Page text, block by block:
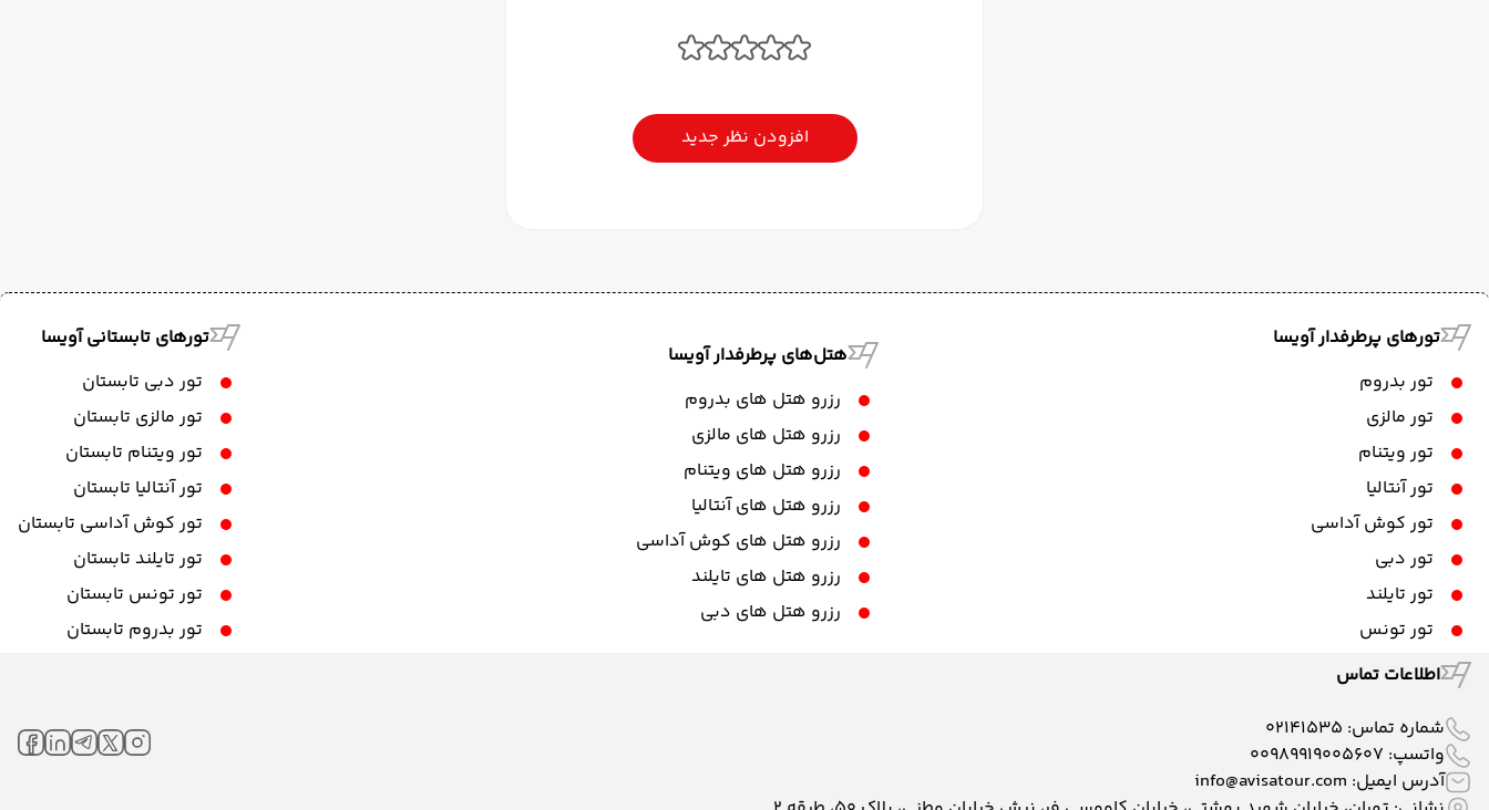
افزودن نظر جدید
تورهای پرطرفدار آویسا
تور بدروم
تور مالزی
تور ویتنام
تور آنتالیا
تور کوش آداسی
تور دبی
تور تایلند
تور تونس
هتل‌های پرطرفدار آویسا
رزرو هتل های بدروم
رزرو هتل های مالزی
رزرو هتل های ویتنام
رزرو هتل های آنتالیا
رزرو هتل های کوش آداسی
رزرو هتل های تایلند
رزرو هتل های دبی
تورهای تابستانی آویسا
تور دبی تابستان
تور مالزی تابستان
تور ویتنام تابستان
تور آنتالیا تابستان
تور کوش آداسی تابستان
تور تایلند تابستان
تور تونس تابستان
تور بدروم تابستان
اطلاعات تماس
شماره تماس: 02141535
واتسپ: 00989919005607
آدرس ایمیل: info@avisatour.com